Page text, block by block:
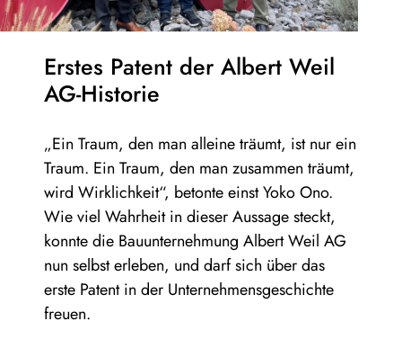
Erstes Patent der Albert Weil
AG-Historie
„Ein Traum, den man alleine träumt, ist nur ein
Traum. Ein Traum, den man zusammen träumt,
wird Wirklichkeit“, betonte einst Yoko Ono.
Wie viel Wahrheit in dieser Aussage steckt,
konnte die Bauunternehmung Albert Weil AG
nun selbst erleben, und darf sich über das
erste Patent in der Unternehmensgeschichte
freuen.